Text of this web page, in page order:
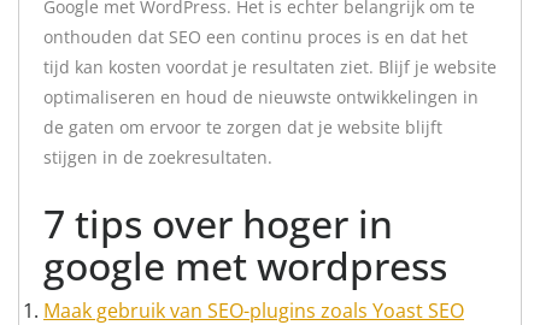
Google met WordPress. Het is echter belangrijk om te
onthouden dat SEO een continu proces is en dat het
tijd kan kosten voordat je resultaten ziet. Blijf je website
optimaliseren en houd de nieuwste ontwikkelingen in
de gaten om ervoor te zorgen dat je website blijft
stijgen in de zoekresultaten.
7 tips over hoger in
google met wordpress
Maak gebruik van SEO-plugins zoals Yoast SEO